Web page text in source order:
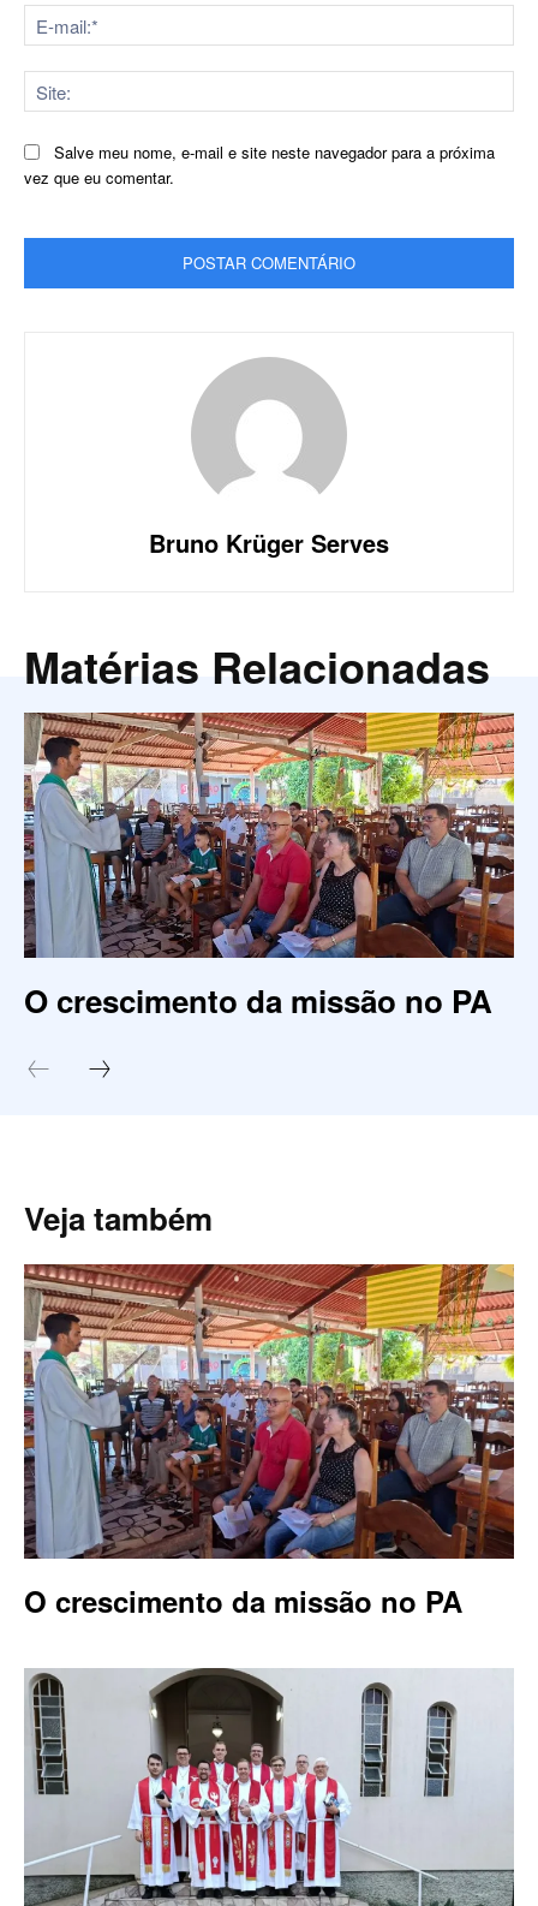
Salve meu nome, e-mail e site neste navegador para a próxima
vez que eu comentar.
Bruno Krüger Serves
Matérias Relacionadas
O crescimento da missão no PA
Veja também
O crescimento da missão no PA